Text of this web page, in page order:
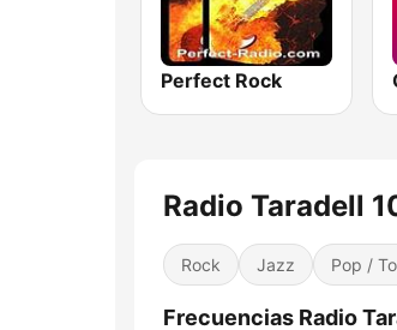
Perfect Rock
Radio Taradell
Rock Jazz Pop /
Frecuencias Radio